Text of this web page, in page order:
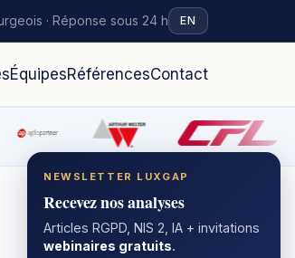
· Réponse sous 24 h EN
ÉquipesRéférencesContact
NEWSLETTER LUXGAP
Recevez nos analyses
Articles RGPD, NIS 2, IA + invitations
webinaires gratuits.